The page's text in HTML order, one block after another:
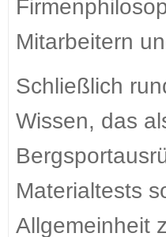
Mitarbeitern
Schließlich
Wissen, das
Materialtests
Allgemeinheit